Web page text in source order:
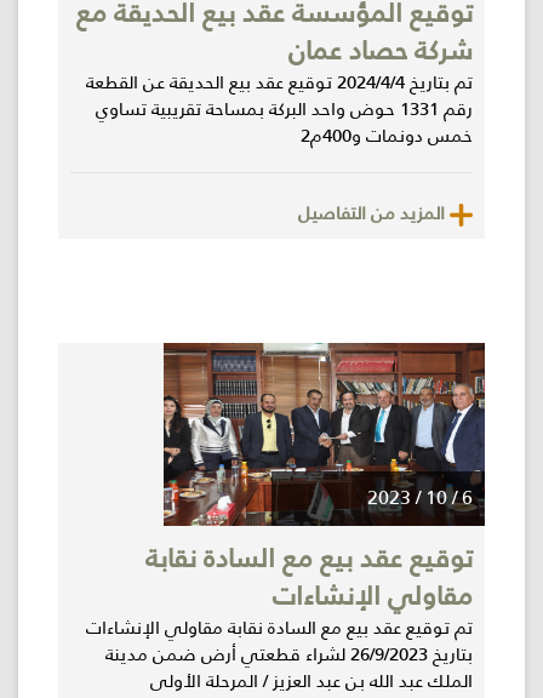
توقيع المؤسسة عقد بيع الحديقة مع
شركة حصاد عمان
تم بتاريخ 2024/4/4 توقيع عقد بيع الحديقة عن القطعة
رقم 1331 حوض واحد البركة بمساحة تقريبية تساوي
خمس دونمات و400م2
المزيد من التفاصيل
6 / 10 / 2023
توقيع عقد بيع مع السادة نقابة
مقاولي الإنشاءات
تم توقيع عقد بيع مع السادة نقابة مقاولي الإنشاءات
بتاريخ 26/9/2023 لشراء قطعتي أرض ضمن مدينة
الملك عبد الله بن عبد العزيز / المرحلة الأولى